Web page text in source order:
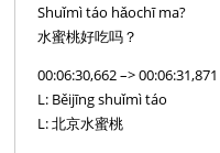
Shuǐmì táo hǎochī ma?
水蜜桃好吃吗？
00:06:30,662 –> 00:06:31,871
L: Běijīng shuǐmì táo
L: 北京水蜜桃